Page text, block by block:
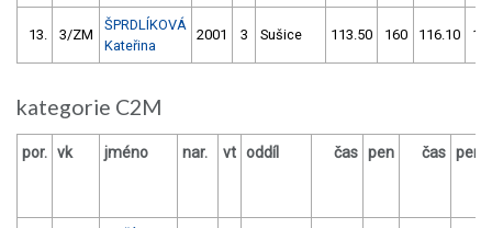
13. 3/ZM
ŠPRDLÍKOVÁ
Kateřina
2001 3 Sušice 113.50 160 116.10
kategorie C2M
por. vk jméno nar. vt oddíl čas pen čas pen